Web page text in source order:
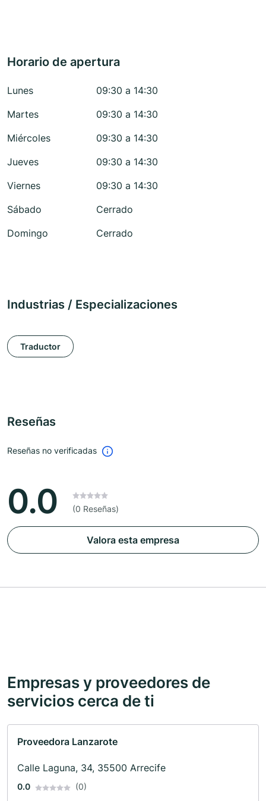
Horario de apertura
Lunes
09:30 a 14:30
Martes
09:30 a 14:30
Miércoles
09:30 a 14:30
Jueves
09:30 a 14:30
Viernes
09:30 a 14:30
Sábado
Cerrado
Domingo
Cerrado
Industrias / Especializaciones
Traductor
Reseñas
Reseñas no verificadas
0.0 (0 Reseñas)
Valora esta empresa
Empresas y proveedores de
servicios cerca de ti
Proveedora Lanzarote
Calle Laguna, 34, 35500 Arrecife
0.0 (0)